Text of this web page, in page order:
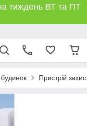
тиждень ВТ та ПТ
Пристрій